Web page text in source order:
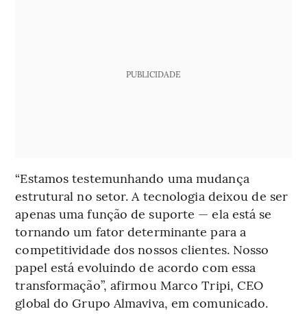
PUBLICIDADE
“Estamos testemunhando uma mudança
estrutural no setor. A tecnologia deixou de ser
apenas uma função de suporte — ela está se
tornando um fator determinante para a
competitividade dos nossos clientes. Nosso
papel está evoluindo de acordo com essa
transformação”, afirmou Marco Tripi, CEO
global do Grupo Almaviva, em comunicado.